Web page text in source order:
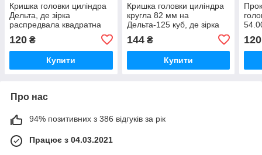
Кришка головки циліндра
Дельта, де зірка
распредвала квадратна
120 ₴
Купити
Кришка головки циліндра
кругла 82 мм на
Дельта-125 куб, де зірка
144₴
Купити
120
Про нас
94% позитивних з 386 відгуків за рік
Працює з 04.03.2021